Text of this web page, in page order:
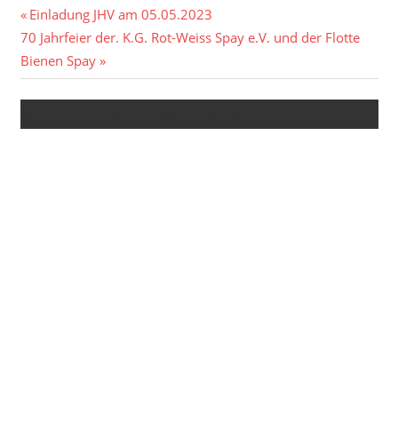
Beitragsnavigation
Vorheriger
Beitrag:
Einladung JHV am 05.05.2023
Nächster
Beitrag:
70 Jahrfeier der. K.G. Rot-Weiss Spay e.V. und der Flotte
Bienen Spay